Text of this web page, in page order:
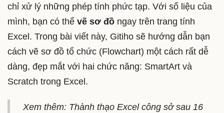
chỉ xử lý những phép tính phức tạp. Với số liệu của
mình, bạn có thể vẽ sơ đồ ngay trên trang tính
Excel. Trong bài viết này, Gitiho sẽ hướng dẫn bạn
cách vẽ sơ đồ tổ chức (Flowchart) một cách rất dễ
dàng, đẹp mắt với hai chức năng: SmartArt và
Scratch trong Excel.
Xem thêm: Thành thạo Excel công sở sau 16